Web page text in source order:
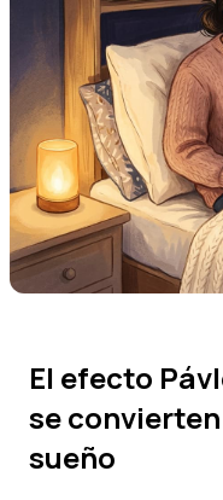
El efecto
se
sueño